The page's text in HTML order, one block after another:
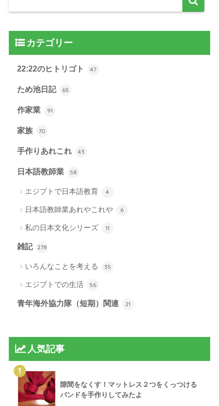
カテゴリー
22:22のヒトリゴト 47
ため池日記 65
作家業 91
家族 70
手作りあれこれ 43
日本語教師業 58
エジプトで日本語教育 4
日本語教師業あれやこれや 6
私の日本文化シリーズ 11
雑記 278
いろんなことを考える 35
エジプトでの生活 56
青年海外協力隊（短期）関連 21
人気記事
1
隙間をなくす！マットレス２つをくっつける
バンドを手作りしてみたよ